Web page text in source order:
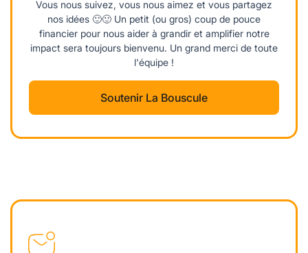
Vous nous suivez, vous nous aimez et vous partagez
nos idées 🙂🙂 Un petit (ou gros) coup de pouce
financier pour nous aider à grandir et amplifier notre
impact sera toujours bienvenu. Un grand merci de toute
l'équipe !
Soutenir La Bouscule